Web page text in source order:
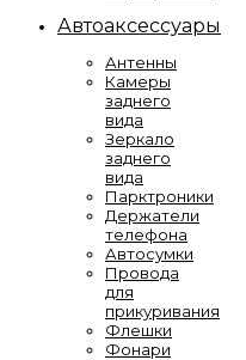
Автоаксессуары
Антенны
Камеры
заднего
вида
Зеркало
заднего
вида
Парктроники
Держатели
телефона
Автосумки
Провода
для
прикуривания
Флешки
Фонари